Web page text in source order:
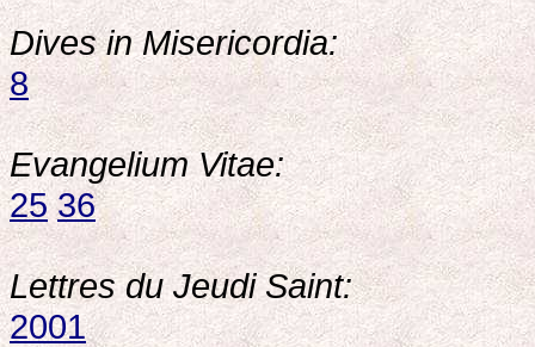
Dives in Misericordia:
8
Evangelium Vitae:
25 36
Lettres du Jeudi Saint:
2001